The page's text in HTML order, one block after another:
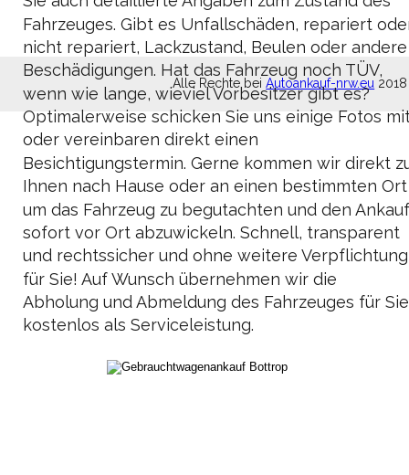
Alle Rechte bei Autoankauf-nrw.eu 2018
Fahrzeuges. Gibt es Unfallschäden, repariert
nicht repariert, Lackzustand, Beulen oder
Beschädigungen. Hat das Fahrzeug noch TÜV,
wenn wie lange, wieviel Vorbesitzer gibt es?
Optimalerweise schicken Sie uns einige Fotos
oder vereinbaren direkt einen
Besichtigungstermin. Gerne kommen wir direkt
Ihnen nach Hause oder an einen bestimmten
um das Fahrzeug zu begutachten und den
sofort vor Ort abzuwickeln. Schnell, transparent
und rechtssicher und ohne weitere
für Sie! Auf Wunsch übernehmen wir die
Abholung und Abmeldung des Fahrzeuges für
kostenlos als Serviceleistung.